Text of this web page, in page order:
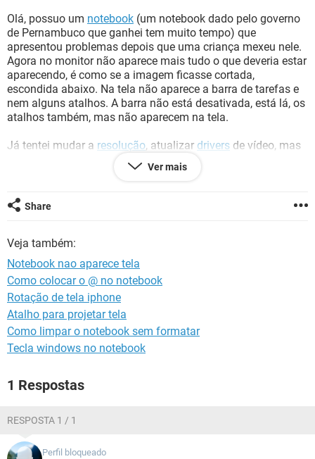
GUIA DE COMPRAS
INSTAGRAM GMAIL
GUIA DE COMPRAS
CELULAR FACEBOOK
OUTLOOK EXCEL
INSTAGRAM GMAIL
GUIA DE COMPRAS
Olá, possuo um notebook (um notebook dado pelo governo
de Pernambuco que ganhei tem muito tempo) que
apresentou problemas depois que uma criança mexeu nele.
Agora no monitor não aparece mais tudo o que deveria estar
aparecendo, é como se a imagem ficasse cortada,
escondida abaixo. Na tela não aparece a barra de tarefas e
nem alguns atalhos. A barra não está desativada, está lá, os
atalhos também, mas não aparecem na tela.
Já tentei mudar a resolução, atualizar drivers de vídeo, mas
nada resolve. Aquela pequena criatura mexeu em alguma
coisa que não consigo reverter.
Não sei se consegui explicar direito o problema, nunca tinha
visto isso antes.
Ver mais
Share
Veja também:
Notebook nao aparece tela
Como colocar o @ no notebook
Rotação de tela iphone
Atalho para projetar tela
Como limpar o notebook sem formatar
Tecla windows no notebook
1 Respostas
RESPOSTA 1 / 1
Perfil bloqueado